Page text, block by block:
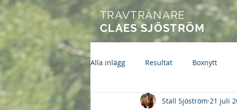
TRAVTRÄNARE
CLAES SJÖSTRÖM
Alla inlägg Resultat Boxnytt
Stall Sjöström 21 juli